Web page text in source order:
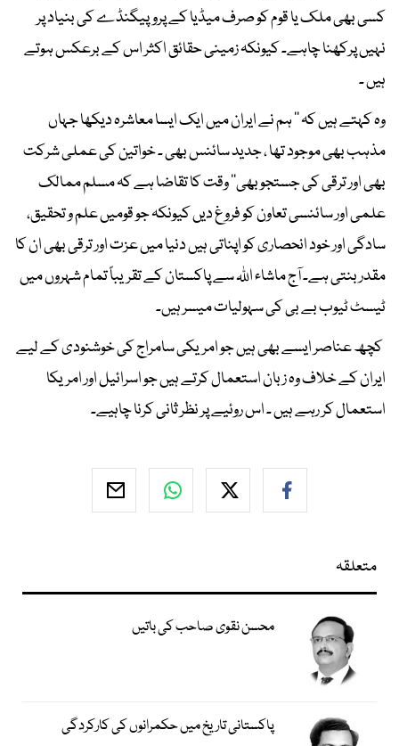
کسی بھی ملک یا قوم کو صرف میڈیا کے پروپیگنڈے کی بنیاد پر
نہیں پرکھنا چاہے۔ کیونکہ زمینی حقائق اکثر اس کے برعکس ہوتے
ہیں ۔
وہ کہتے ہیں کہ ’’ ہم نے ایران میں ایک ایسا معاشرہ دیکھا جہاں
مذہب بھی موجود تھا ، جدید سائنس بھی ۔ خواتین کی عملی شرکت
بھی اور ترقی کی جستجو بھی‘‘ وقت کا تقاضا ہے کہ مسلم ممالک
علمی اور سائنسی تعاون کو فروغ دیں کیونکہ جو قومیں علم و تحقیق،
سادگی اور خود انحصاری کو اپناتی ہیں دنیا میں عزت اور ترقی بھی ان کا
مقدر بنتی ہے۔ آج ماشاء اللہ سے پاکستان کے تقریباً تمام شہروں میں
ٹیسٹ ٹیوب بے بی کی سہولیات میسر ہیں۔
کچھ عناصر ایسے بھی ہیں جو امریکی سامراج کی خوشنودی کے لیے
ایران کے خلاف وہ زبان استعمال کرتے ہیں جو اسرائیل اور امریکا
استعمال کر رہے ہیں ۔ اس روئیے پر نظر ثانی کرنا چاہیے۔
متعلقہ
محسن نقوی صاحب کی باتیں
پاکستانی تاریخ میں حکمرانوں کی کارکردگی